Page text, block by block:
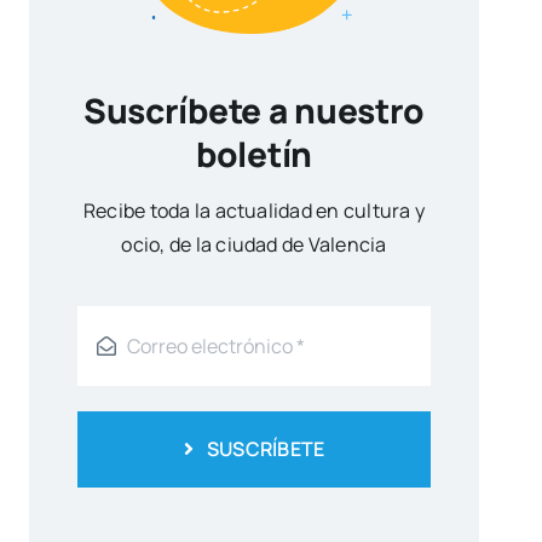
Suscríbete a nuestro
boletín
Reci­be toda la actua­li­dad en cul­tu­ra y
ocio, de la ciu­dad de Valen­cia
SUSCRÍBETE